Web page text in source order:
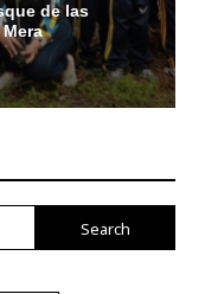
de las
Mera
Search